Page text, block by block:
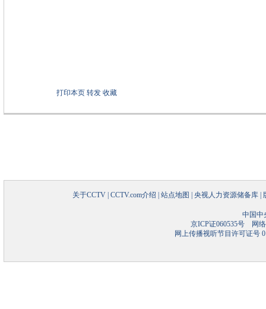
打印本页 转发 收藏
关于CCTV CCTV.com介绍 站点地图 央视人力资源储备库
中国中
京ICP证060535号网络
网上传播视听节目许可证号